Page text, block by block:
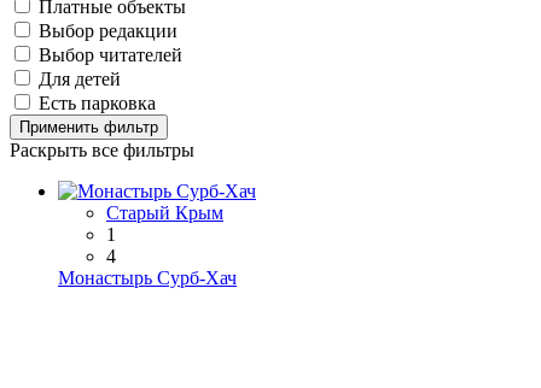
Платные объекты
Выбор редакции
Выбор читателей
Для детей
Есть парковка
Применить фильтр
Раскрыть все фильтры
Старый Крым
1
4
Монастырь Сурб-Хач